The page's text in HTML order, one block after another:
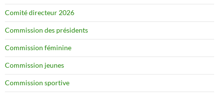
Comité directeur 2026
Commission des présidents
Commission féminine
Commission jeunes
Commission sportive